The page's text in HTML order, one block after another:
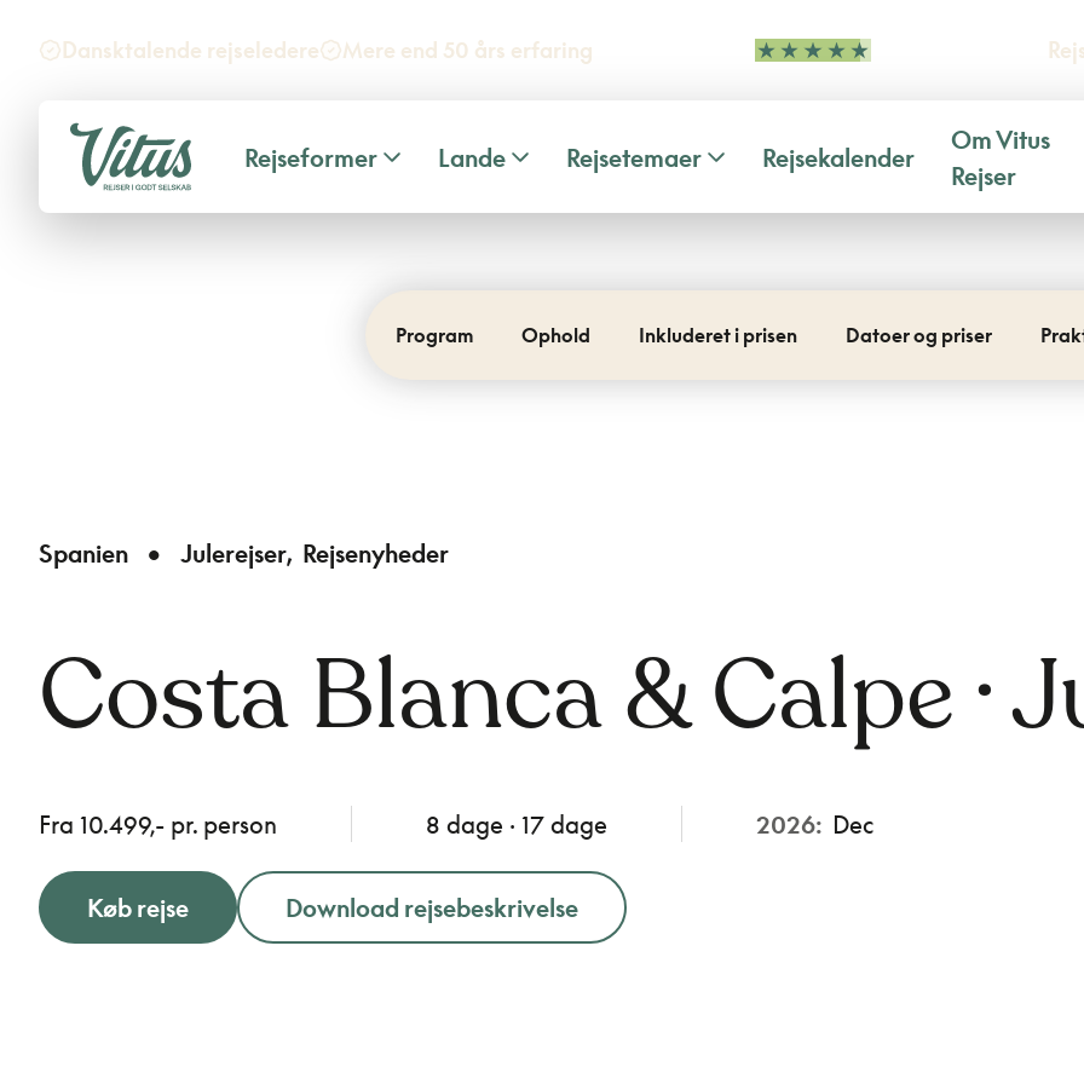
Dansktalende rejseledere Mere end 50 års erfaring
Rejseformer Lande Rejsetemaer Rejsekalender
Om Vitus
Rejser
Program Ophold Inkluderet i prisen Datoer og priser
Spanien Julerejser Rejsenyheder
Costa Blanca & Calpe ·
Fra 10.499,- pr. person 8 dage · 17 dage 2026: Dec
Køb rejse Download rejsebeskrivelse